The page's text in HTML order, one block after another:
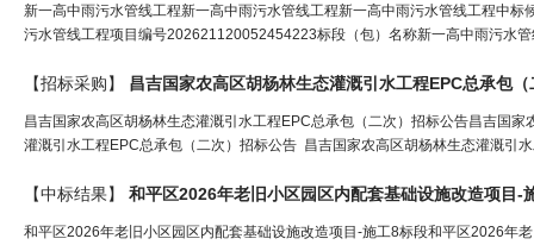
新一高中雨污水管线工程新一高中雨污水管线工程新一高中雨污水管线工程中
污水管线工程项目编号202621120052454223标段（包）名称新一高中雨污水
【招标采购】 昌吉国家农高区胡杨林生态灌溉引 水工程EPC总承包
昌吉国家农高区胡杨林生态灌溉引水工程EPC总承包（二次）招标公告昌吉国
灌溉引水工程EPC总承包（二次）招标公告 昌吉国家农高区胡杨林生态灌溉引
【中标结果】 和平区2026年老旧小区园区内配套基础设施改造项目-
和平区2026年老旧小区园区内配套基础设施改造项目-施工8标段和平区2026年